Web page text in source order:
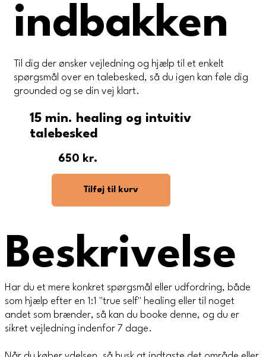
indbakken
Til dig der ønsker vejledning og hjælp til et enkelt
spørgsmål over en talebesked, så du igen kan føle dig
grounded og se din vej klart.
15 min. healing og intuitiv
talebesked
650 kr.
Tilføj til kurv
Beskrivelse
Har du et mere konkret spørgsmål eller udfordring, både
som hjælp efter en 1:1 "true self" healing eller til noget
andet som brænder, så kan du booke denne, og du er
sikret vejledning indenfor 7 dage.